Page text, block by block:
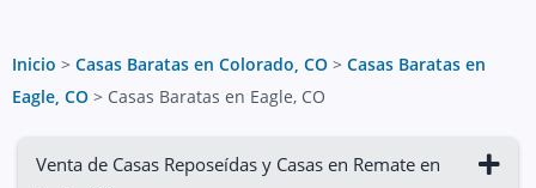
Inicio > Casas Baratas en Colorado, CO > Casas Baratas en
Eagle, CO > Casas Baratas en Eagle, CO
Venta de Casas Reposeídas y Casas en Remate en